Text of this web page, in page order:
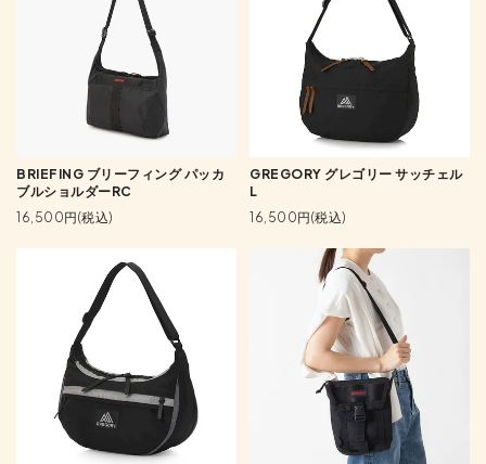
BRIEFING ブリーフィング パッカ
ブルショルダーRC
16,500円(税込)
GREGORY グレゴリー サッチェル
L
16,500円(税込)